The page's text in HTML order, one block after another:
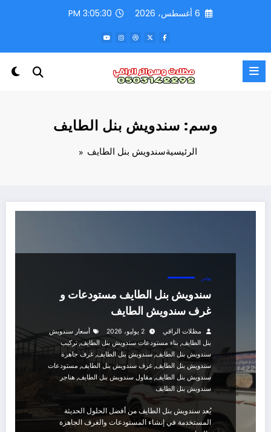
6 أغسطس، 2026 3:05:30 PM
وسم: سندويش بنل الطايف
الرئيسيةسندويش بنل الطايف
هناجر
سندويش بنل الطايف مستودعات و
غرف سندويش الطايف
مظلات الراقي 2 يوليو، 2026
أسعار سندويش
بنل الطايف, بناء مستودعات سندويش بنل الطايف, تركيب
سندويش بنل الطايف, سندويش بنل الطايف, غرف جاهزة
سندويش بنل الطايف, غرف سندويش بنل الطايف, مستودعات
سندويش بنل الطايف, مقاول سندويش بنل الطايف, هناجر
سندويش بنل الطايف
يُعد سندويش بنل الطايف من أفضل الحلول الحديثة
المستخدمة في إنشاء المستودعات والغرف الجاهزة